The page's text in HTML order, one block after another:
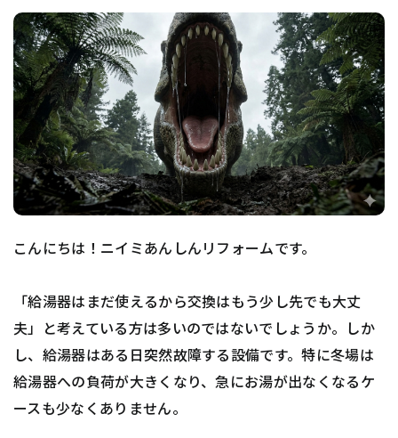
こんにちは！ニイミあんしんリフォームです。
「給湯器はまだ使えるから交換はもう少し先でも大丈
夫」と考えている方は多いのではないでしょうか。しか
し、給湯器はある日突然故障する設備です。特に冬場は
給湯器への負荷が大きくなり、急にお湯が出なくなるケ
ースも少なくありません。